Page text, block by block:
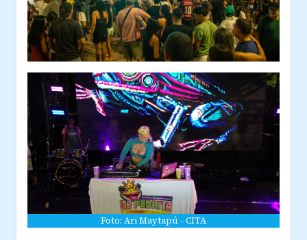
Foto: Ari Maytapú - CITA